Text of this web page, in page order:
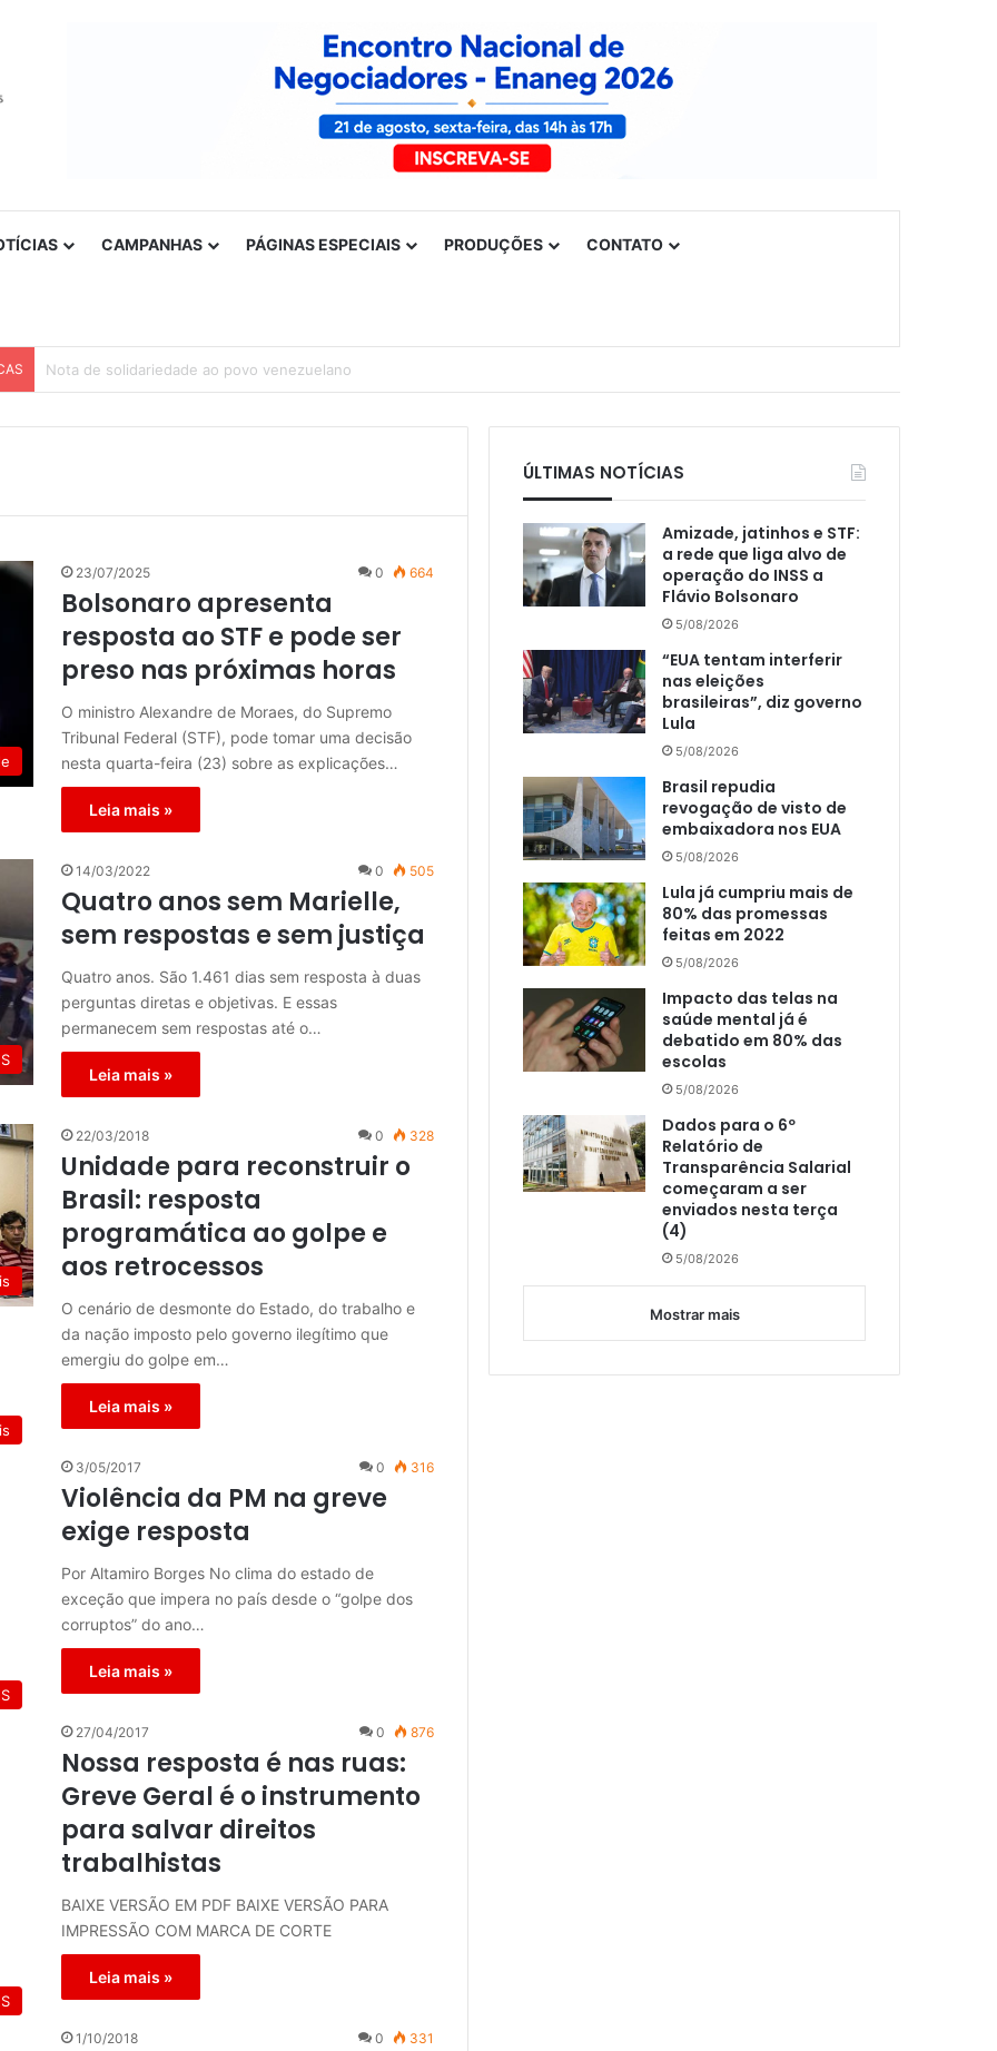
CAMPANHAS PÁGINAS ESPECIAIS PRODUÇÕES CONTATO
Nota de solidariedade ao povo venezuelano
23/07/2025 0 664
Bolsonaro apresenta
resposta ao STF e pode ser
preso nas próximas horas
O ministro Alexandre de Moraes, do Supremo
Tribunal Federal (STF), pode tomar uma decisão
nesta quarta-feira (23) sobre as explicações…
Leia mais »
14/03/2022 0 505
Quatro anos sem Marielle,
sem respostas e sem justiça
Quatro anos. São 1.461 dias sem resposta à duas
perguntas diretas e objetivas. E essas
permanecem sem respostas até o…
Leia mais »
22/03/2018 0 328
Unidade para reconstruir o
Brasil: resposta
programática ao golpe e
aos retrocessos
O cenário de desmonte do Estado, do trabalho e
da nação imposto pelo governo ilegítimo que
emergiu do golpe em…
Leia mais »
3/05/2017 0 316
Violência da PM na greve
exige resposta
Por Altamiro Borges No clima do estado de
exceção que impera no país desde o “golpe dos
corruptos” do ano…
Leia mais »
27/04/2017 0 876
Nossa resposta é nas ruas:
Greve Geral é o instrumento
para salvar direitos
trabalhistas
BAIXE VERSÃO EM PDF BAIXE VERSÃO PARA
IMPRESSÃO COM MARCA DE CORTE
Leia mais »
1/10/2018 0 331
ÚLTIMAS NOTÍCIAS
Amizade, jatinhos e STF:
a rede que liga alvo de
operação do INSS a
Flávio Bolsonaro
5/08/2026
“EUA tentam interferir
nas eleições
brasileiras”, diz governo
Lula
5/08/2026
Brasil repudia
revogação de visto de
embaixadora nos EUA
5/08/2026
Lula já cumpriu mais de
80% das promessas
feitas em 2022
5/08/2026
Impacto das telas na
saúde mental já é
debatido em 80% das
escolas
5/08/2026
Dados para o 6º
Relatório de
Transparência Salarial
começaram a ser
enviados nesta terça
(4)
5/08/2026
Mostrar mais